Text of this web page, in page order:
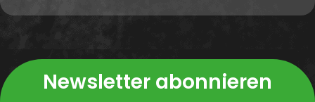
Newsletter abonnieren